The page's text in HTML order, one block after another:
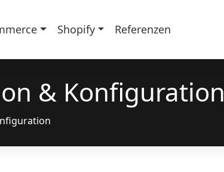
Shopify Referenzen
& Konfiguration